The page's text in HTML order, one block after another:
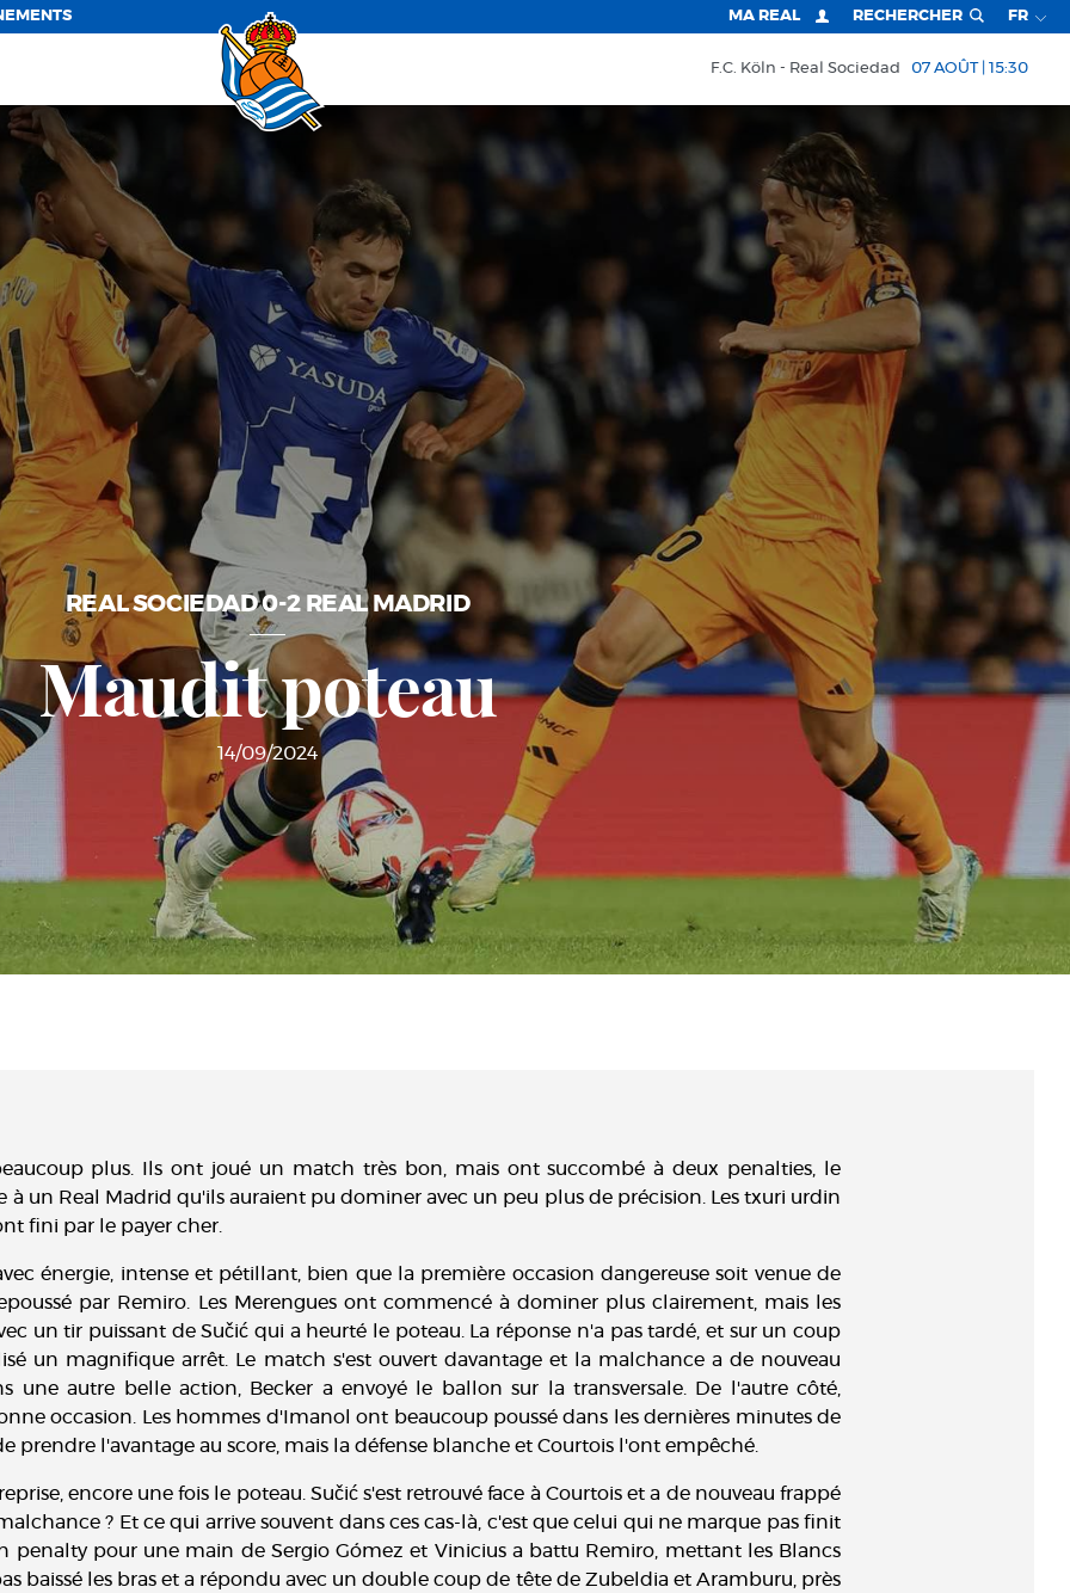
MA REAL RECHERCHER FR
F.C. Köln Real Sociedad 07 AOÛT | 15:30
REAL SOCIEDAD 0-2 REAL MADRID
Maudit poteau
14/09/2024
plus. Ils ont joué un match très bon, mais ont succombé à deux penalties, le
à un Real Madrid qu'ils auraient pu dominer avec un peu plus de précision. Les txuri urdin
fini par le payer cher.
énergie, intense et pétillant, bien que la première occasion dangereuse soit venue de
par Remiro. Les Merengues ont commencé à dominer plus clairement, mais les
un tir puissant de Sučić qui a heurté le poteau. La réponse n'a pas tardé, et sur un coup
un magnifique arrêt. Le match s'est ouvert davantage et la malchance a de nouveau
une autre belle action, Becker a envoyé le ballon sur la transversale. De l'autre côté,
occasion. Les hommes d'Imanol ont beaucoup poussé dans les dernières minutes de
prendre l'avantage au score, mais la défense blanche et Courtois l'ont empêché.
encore une fois le poteau. Sučić s'est retrouvé face à Courtois et a de nouveau frappé
? Et ce qui arrive souvent dans ces cas-là, c'est que celui qui ne marque pas finit
penalty pour une main de Sergio Gómez et Vinicius a battu Remiro, mettant les Blancs
baissé les bras et a répondu avec un double coup de tête de Zubeldia et Aramburu, près